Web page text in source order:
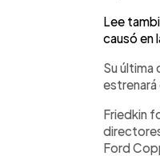
Lee
causó en
Su
estrenará
Friedkin
Ford